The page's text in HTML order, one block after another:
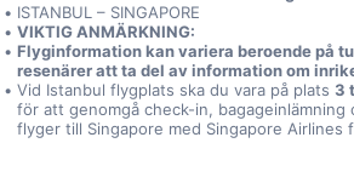
ISTANBUL – SINGAPORE
VIKTIG ANMÄRKNING:
Flyginformation kan variera beroende på
resenärer att ta del av information om
Vid Istanbul flygplats ska du vara på plats 3
för att genomgå check-in, bagageinlämning
flyger till Singapore med Singapore Airlines